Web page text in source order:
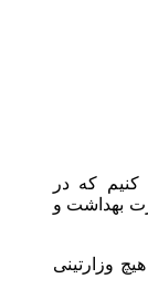
که در
بهداشت و
وزارتینی